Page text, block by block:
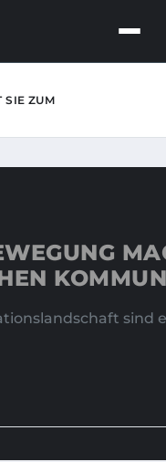
SIE ZUM
sind